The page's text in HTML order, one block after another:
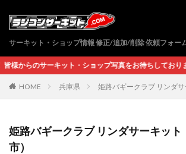
サーキット・ショップ情報 修正/追加/削除 依頼フォー
サーキット・ショップ写真をお待ちしております！
HOME 兵庫県 姫路バギークラブ リンダ
姫路バギークラブ リンダサーキット
市）